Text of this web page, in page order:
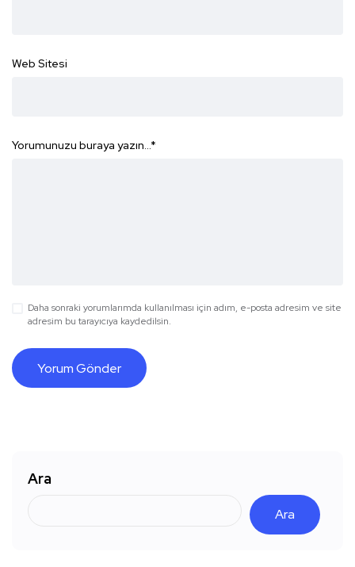
Web Sitesi
Yorumunuzu buraya yazın...*
Daha sonraki yorumlarımda kullanılması için adım, e-posta adresim ve site
adresim bu tarayıcıya kaydedilsin.
Ara
Ara